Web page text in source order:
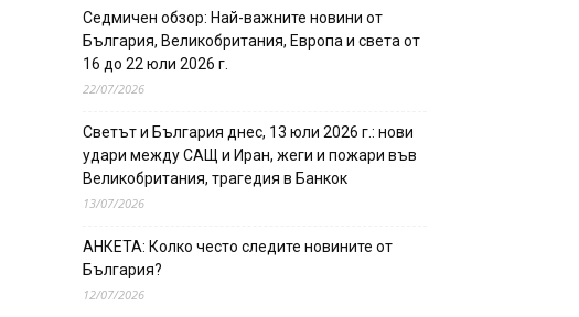
Седмичен обзор: Най-важните новини от
България, Великобритания, Европа и света от
16 до 22 юли 2026 г.
22/07/2026
Светът и България днес, 13 юли 2026 г.: нови
удари между САЩ и Иран, жеги и пожари във
Великобритания, трагедия в Банкок
13/07/2026
АНКЕТА: Колко често следите новините от
България?
12/07/2026